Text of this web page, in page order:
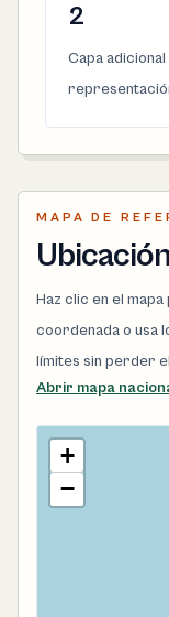
2
Capa
MAPA DE
Haz clic en el
coordenada o usa
límites sin perder
Abrir mapa
+
−